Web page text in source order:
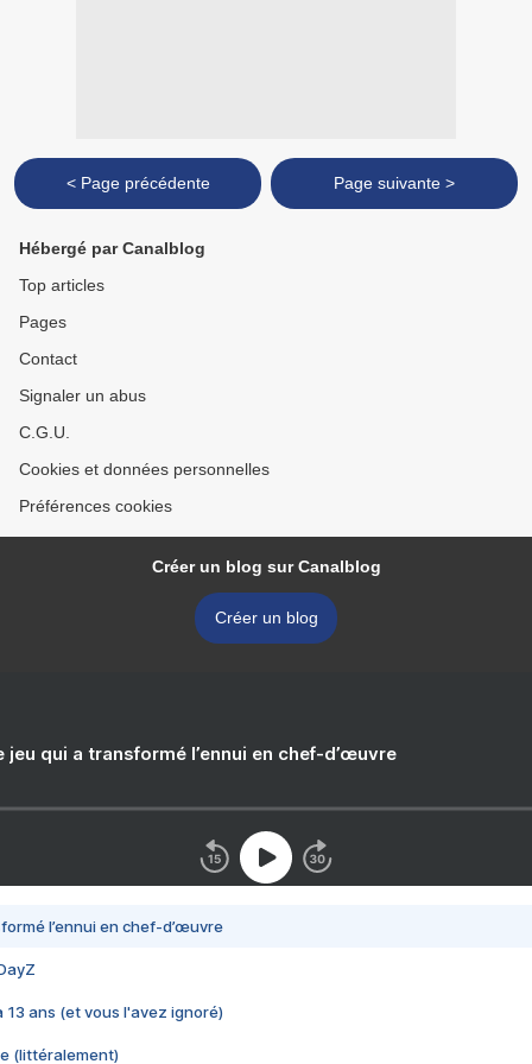
< Page précédente Page suivante >
Hébergé par Canalblog
Top articles
Pages
Contact
Signaler un abus
C.G.U.
Cookies et données personnelles
Préférences cookies
Créer un blog sur Canalblog
Créer un blog
jeu qui a transformé l’ennui en chef-d’œuvre
l’ennui en chef-d’œuvre
13 ans (et vous l'avez ignoré)
(littéralement)